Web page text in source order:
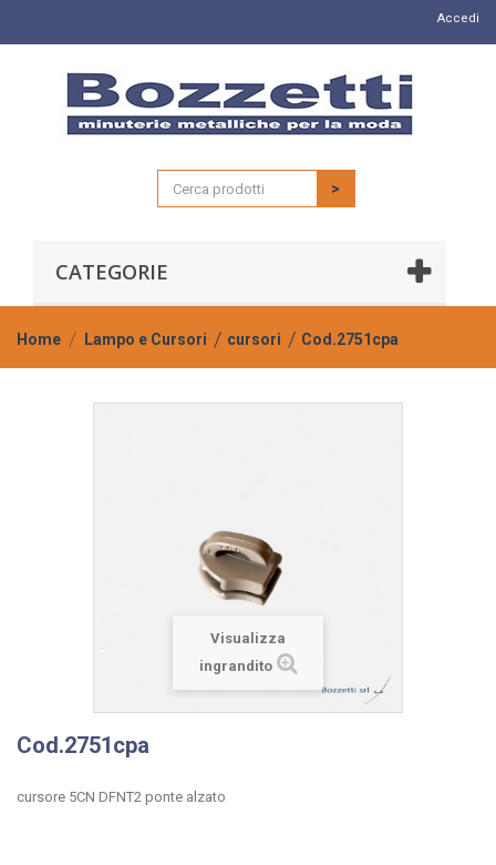
Accedi
>
CATEGORIE
Home Lampo e Cursori cursori Cod.2751cpa
Visualizza
ingrandito
Cod.2751cpa
cursore 5CN DFNT2 ponte alzato